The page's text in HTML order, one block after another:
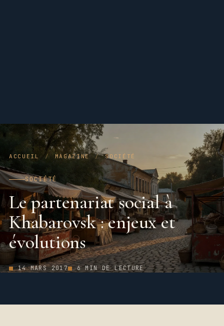
ACCUEIL / MAGAZINE / SOCIÉTÉ
SOCIÉTÉ
Le partenariat social à
Khabarovsk : enjeux et
évolutions
14 MARS 2017 6 MIN DE LECTURE